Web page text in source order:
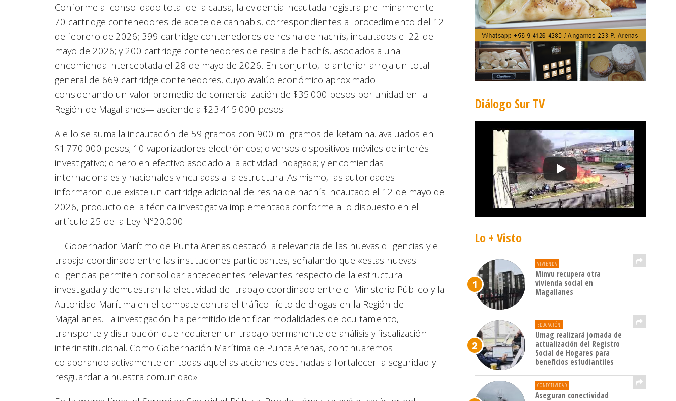
Conforme al consolidado total de la causa, la evidencia incautada registra preliminarmente
70 cartridge contenedores de aceite de cannabis, correspondientes al procedimiento del 12
de febrero de 2026; 399 cartridge contenedores de resina de hachís, incautados el 22 de
mayo de 2026; y 200 cartridge contenedores de resina de hachís, asociados a una
encomienda interceptada el 28 de mayo de 2026. En conjunto, lo anterior arroja un total
general de 669 cartridge contenedores, cuyo avalúo económico aproximado —
considerando un valor promedio de comercialización de $35.000 pesos por unidad en la
Región de Magallanes— asciende a $23.415.000 pesos.
A ello se suma la incautación de 59 gramos con 900 miligramos de ketamina, avaluados en
$1.770.000 pesos; 10 vaporizadores electrónicos; diversos dispositivos móviles de interés
investigativo; dinero en efectivo asociado a la actividad indagada; y encomiendas
internacionales y nacionales vinculadas a la estructura. Asimismo, las autoridades
informaron que existe un cartridge adicional de resina de hachís incautado el 12 de mayo de
2026, producto de la técnica investigativa implementada conforme a lo dispuesto en el
artículo 25 de la Ley N°20.000.
El Gobernador Marítimo de Punta Arenas destacó la relevancia de las nuevas diligencias y el
trabajo coordinado entre las instituciones participantes, señalando que «estas nuevas
diligencias permiten consolidar antecedentes relevantes respecto de la estructura
investigada y demuestran la efectividad del trabajo coordinado entre el Ministerio Público y la
Autoridad Marítima en el combate contra el tráfico ilícito de drogas en la Región de
Magallanes. La investigación ha permitido identificar modalidades de ocultamiento,
transporte y distribución que requieren un trabajo permanente de análisis y fiscalización
interinstitucional. Como Gobernación Marítima de Punta Arenas, continuaremos
colaborando activamente en todas aquellas acciones destinadas a fortalecer la seguridad y
resguardar a nuestra comunidad».
Diálogo Sur TV
Lo + Visto
VIVIENDA
Minvu recupera otra
vivienda social en
Magallanes
EDUCACIÓN
Umag realizará jornada de
actualización del Registro
Social de Hogares para
beneficios estudiantiles
CONECTIVIDAD
Aseguran conectividad